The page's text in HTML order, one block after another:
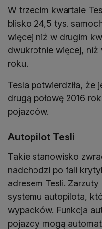
W trzecim kwartale
blisko 24,5 tys.
więcej niż w drugim
dwukrotnie więcej, niż
roku.
Tesla potwierdziła, że
drugą połowę 2016
pojazdów.
Autopilot Tesli
Takie stanowisko
nadchodzi po fali
adresem Tesli.
systemu autopilota,
wypadków. Funkcja
pojazdy mogą